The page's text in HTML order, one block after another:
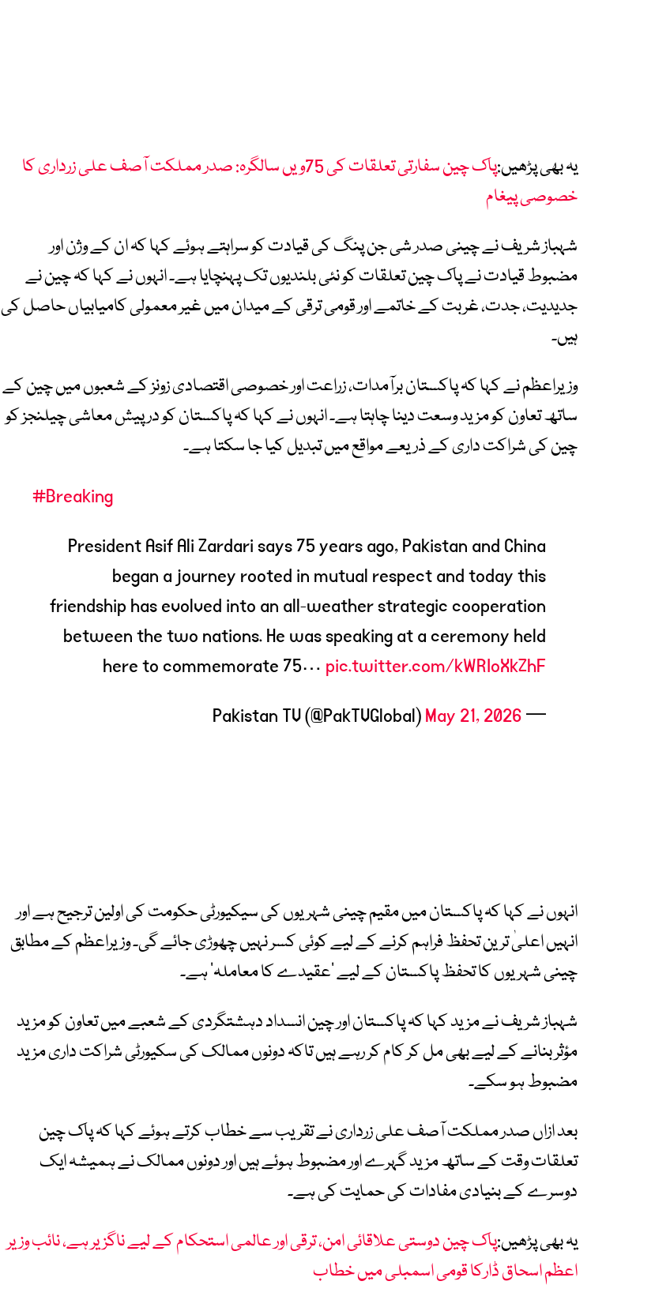
یہ بھی پڑھیں:
پاک چین سفارتی تعلقات کی 75ویں سالگرہ: صدر مملکت آصف علی زرداری کا
خصوصی پیغام
شہباز شریف نے چینی صدر شی جن پنگ کی قیادت کو سراہتے ہوئے کہا کہ ان کے وژن اور
مضبوط قیادت نے پاک چین تعلقات کو نئی بلندیوں تک پہنچایا ہے۔ انہوں نے کہا کہ چین نے
جدیدیت، جدت، غربت کے خاتمے اور قومی ترقی کے میدان میں غیر معمولی کامیابیاں حاصل کی
ہیں۔
وزیراعظم نے کہا کہ پاکستان برآمدات، زراعت اور خصوصی اقتصادی زونز کے شعبوں میں چین کے
ساتھ تعاون کو مزید وسعت دینا چاہتا ہے۔ انہوں نے کہا کہ پاکستان کو درپیش معاشی چیلنجز کو
چین کی شراکت داری کے ذریعے مواقع میں تبدیل کیا جا سکتا ہے۔
#Breaking
President Asif Ali Zardari says 75 years ago, Pakistan and China
began a journey rooted in mutual respect and today this
friendship has evolved into an all-weather strategic cooperation
between the two nations. He was speaking at a ceremony held
here to commemorate 75… pic.twitter.com/kWRIoXkZhF
— Pakistan TV (@PakTVGlobal)
May 21, 2026
انہوں نے کہا کہ پاکستان میں مقیم چینی شہریوں کی سیکیورٹی حکومت کی اولین ترجیح ہے اور
انہیں اعلیٰ ترین تحفظ فراہم کرنے کے لیے کوئی کسر نہیں چھوڑی جائے گی۔ وزیراعظم کے مطابق
چینی شہریوں کا تحفظ پاکستان کے لیے ’عقیدے کا معاملہ‘ ہے۔
شہباز شریف نے مزید کہا کہ پاکستان اور چین انسداد دہشتگردی کے شعبے میں تعاون کو مزید
مؤثر بنانے کے لیے بھی مل کر کام کر رہے ہیں تاکہ دونوں ممالک کی سکیورٹی شراکت داری مزید
مضبوط ہو سکے۔
بعد ازاں صدر مملکت آصف علی زرداری نے تقریب سے خطاب کرتے ہوئے کہا کہ پاک چین
تعلقات وقت کے ساتھ مزید گہرے اور مضبوط ہوئے ہیں اور دونوں ممالک نے ہمیشہ ایک
دوسرے کے بنیادی مفادات کی حمایت کی ہے۔
یہ بھی پڑھیں:پاک چین دوستی علاقائی امن، ترقی اور عالمی استحکام کے لیے ناگزیر ہے، نائب وزیر
اعظم اسحاق ڈارکا قومی اسمبلی میں خطاب